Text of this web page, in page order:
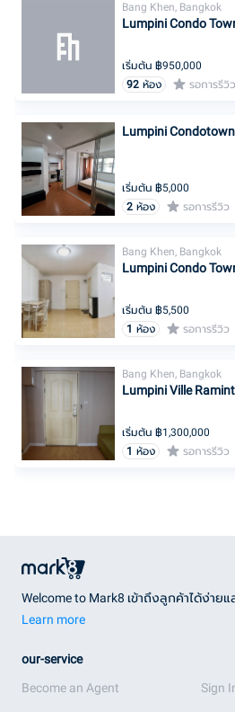
Bang Khen, Bangkok
Lumpini Condo
เริ่มต้น ฿950,000
92 ห้อง รอการรีวิว
Lumpini
เริ่มต้น ฿5,000
2 ห้อง รอการรีวิว
Bang Khen, Bangkok
Lumpini Condo
เริ่มต้น ฿5,500
1 ห้อง รอการรีวิว
Bang Khen, Bangkok
Lumpini Ville
เริ่มต้น ฿1,300,000
1 ห้อง รอการรีวิว
Welcome to Mark8 เข้าถึงลูกค้าได้ง่าย
Learn more
our-service
Become an Agent
Sign